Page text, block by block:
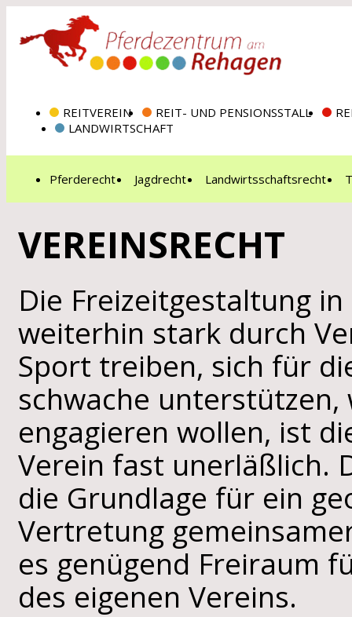
REITVEREIN REIT- UND PENSIONSSTALL
LANDWIRTSCHAFT
Pferderecht Jagdrecht Landwirtsschaftsrecht
VEREINSRECHT
Die Freizeitgestaltung
weiterhin stark durch
Sport treiben, sich für
schwache unterstützen,
engagieren wollen, ist
Verein fast unerläßlich.
die Grundlage für ein
Vertretung
es genügend Freiraum
des eigenen Vereins.